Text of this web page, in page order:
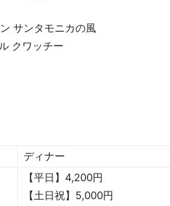
サンタモニカの風
クワッチー
ディナー
【平日】4,200円
【土日祝】5,000円